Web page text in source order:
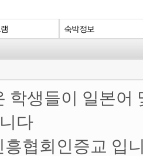
학생들이 일본어
다
협회인증교 입